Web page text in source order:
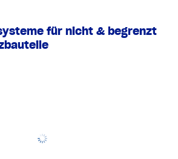
für nicht & begrenzt